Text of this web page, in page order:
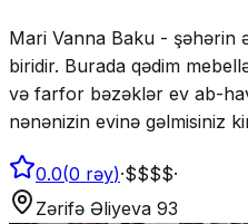
Mari Vanna Baku - şəhərin
biridir. Burada qədim
və farfor bəzəklər ev ab-
nənənizin evinə gəlmisiniz
0.0(0 rəy)·$$$$·
Zərifə Əliyeva 93